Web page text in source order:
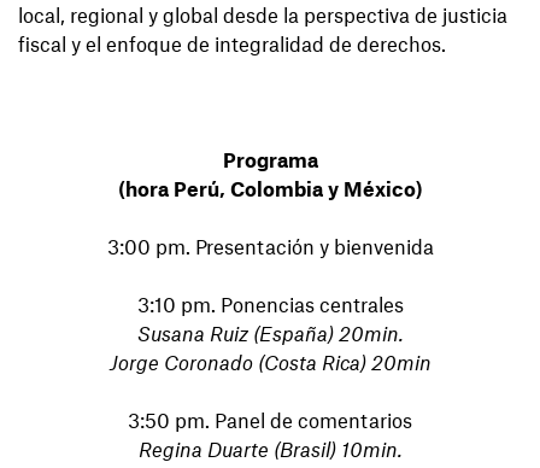
local, regional y global desde la perspectiva de justicia
fiscal y el enfoque de integralidad de derechos.
Programa
(hora Perú, Colombia y México)
3:00 pm. Presentación y bienvenida
3:10 pm. Ponencias centrales
Susana Ruiz (España) 20min.
Jorge Coronado (Costa Rica) 20min
3:50 pm. Panel de comentarios
Regina Duarte (Brasil) 10min.